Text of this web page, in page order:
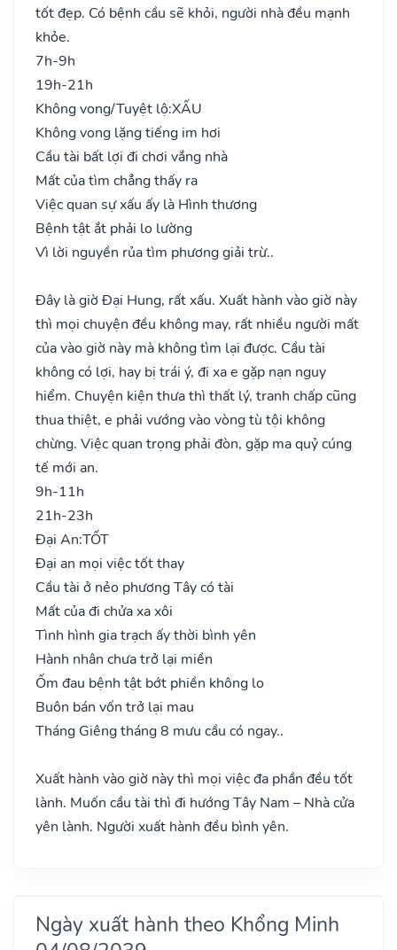
tốt đẹp. Có bệnh cầu sẽ khỏi, người nhà đều mạnh
khỏe.
7h-9h
19h-21h
Không vong/Tuyệt lộ:XẤU
Không vong lặng tiếng im hơi
Cầu tài bất lợi đi chơi vắng nhà
Mất của tìm chẳng thấy ra
Việc quan sự xấu ấy là Hình thương
Bệnh tật ắt phải lo lường
Vì lời nguyền rủa tìm phương giải trừ..
Đây là giờ Đại Hung, rất xấu. Xuất hành vào giờ này
thì mọi chuyện đều không may, rất nhiều người mất
của vào giờ này mà không tìm lại được. Cầu tài
không có lợi, hay bị trái ý, đi xa e gặp nạn nguy
hiểm. Chuyện kiện thưa thì thất lý, tranh chấp cũng
thua thiệt, e phải vướng vào vòng tù tội không
chừng. Việc quan trọng phải đòn, gặp ma quỷ cúng
tế mới an.
9h-11h
21h-23h
Đại An:TỐT
Đại an mọi việc tốt thay
Cầu tài ở nẻo phương Tây có tài
Mất của đi chửa xa xôi
Tình hình gia trạch ấy thời bình yên
Hành nhân chưa trở lại miền
Ốm đau bệnh tật bớt phiền không lo
Buôn bán vốn trở lại mau
Tháng Giêng tháng 8 mưu cầu có ngay..
Xuất hành vào giờ này thì mọi việc đa phần đều tốt
lành. Muốn cầu tài thì đi hướng Tây Nam – Nhà cửa
yên lành. Người xuất hành đều bình yên.
Ngày xuất hành theo Khổng Minh